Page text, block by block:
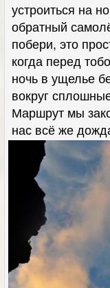
устроиться на
обратный
побери, это
когда перед
ночь в ущелье
вокруг
Маршрут мы
нас всё же